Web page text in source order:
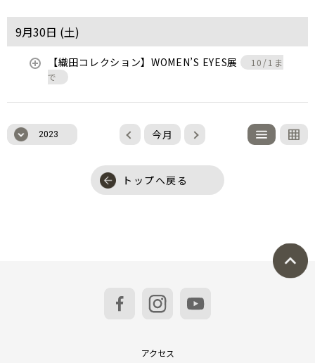
9月30日 (土)
【織田コレクション】WOMEN’S EYES展
10/1ま
で
2023 今月
トップへ戻る
アクセス